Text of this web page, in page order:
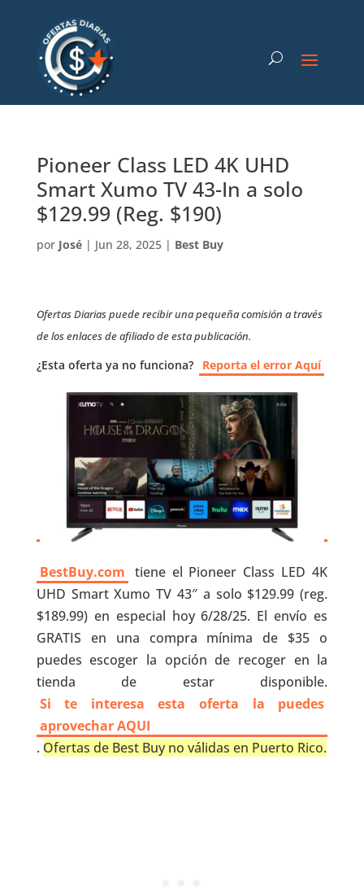
Pioneer Class LED 4K UHD
Smart Xumo TV 43-In a solo
$129.99 (Reg. $190)
por José| Jun 28, 2025| Best Buy
Ofertas Diarias puede recibir una pequeña comisión a través
de los enlaces de afiliado de esta publicación.
¿Esta oferta ya no funciona? Reporta el error Aquí
BestBuy.com tiene el Pioneer Class LED 4K
UHD Smart Xumo TV 43″ a solo $129.99 (reg.
$189.99) en especial hoy 6/28/25. El envío es
GRATIS en una compra mínima de $35 o
puedes escoger la opción de recoger en la
tienda de estar disponible.
Si te interesa esta oferta la puedes
aprovechar AQUI
. Ofertas de Best Buy no válidas en Puerto Rico.